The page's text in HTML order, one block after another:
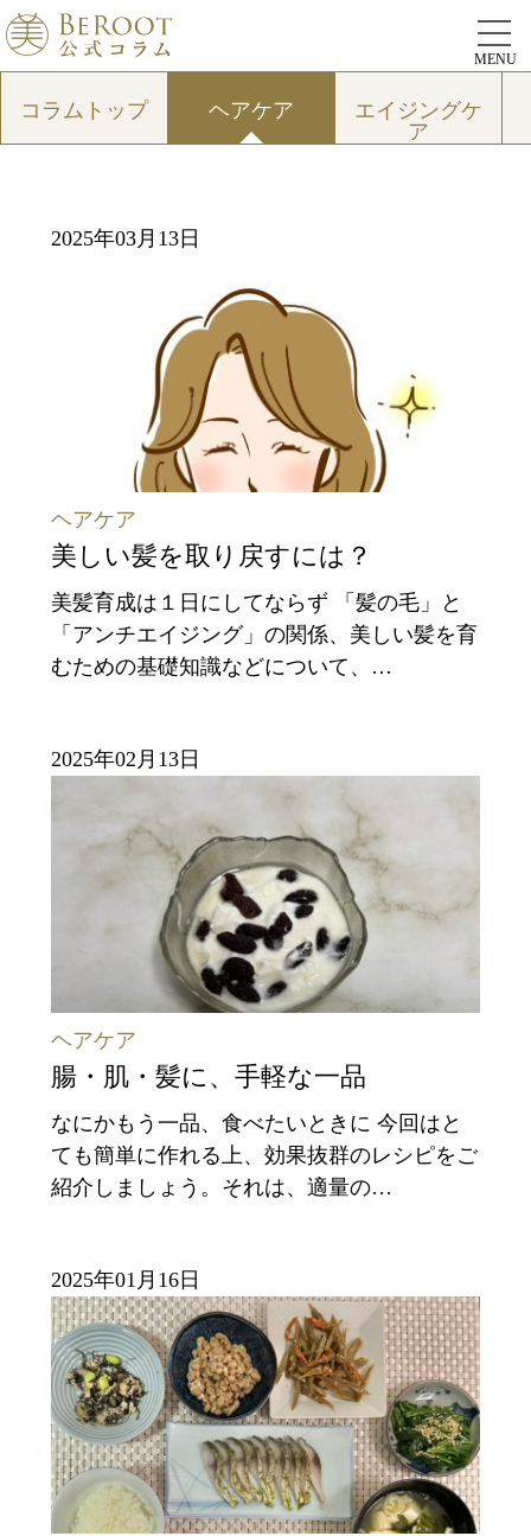
MENU
コラムトップ ヘアケア
エイジングケ
ア
2025年03月13日
ヘアケア
美しい髪を取り戻すには？
美髪育成は１日にしてならず 「髪の毛」と
「アンチエイジング」の関係、美しい髪を育
むための基礎知識などについて、…
2025年02月13日
ヘアケア
腸・肌・髪に、手軽な一品
なにかもう一品、食べたいときに 今回はと
ても簡単に作れる上、効果抜群のレシピをご
紹介しましょう。それは、適量の…
2025年01月16日